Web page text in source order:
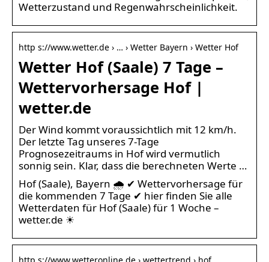
Wetterzustand und Regenwahrscheinlichkeit.
http s://www.wetter.de › … › Wetter Bayern › Wetter Hof
Wetter Hof (Saale) 7 Tage –
Wettervorhersage Hof |
wetter.de
Der Wind kommt voraussichtlich mit 12 km/h.
Der letzte Tag unseres 7-Tage
Prognosezeitraums in Hof wird vermutlich
sonnig sein. Klar, dass die berechneten Werte …
Hof (Saale), Bayern 🌧️ ✔ Wettervorhersage für
die kommenden 7 Tage ✔ hier finden Sie alle
Wetterdaten für Hof (Saale) für 1 Woche –
wetter.de ☀